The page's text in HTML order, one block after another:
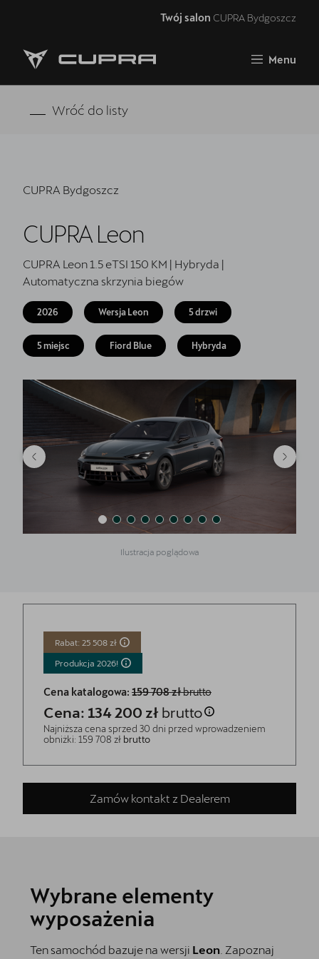
Twój salon CUPRA Bydgoszcz
Menu
Strona główna
Samochody dostępne od ręki
Jazda próbna CUPRĄ
CUPRA For Business
Akcesoria CUPRA
Finansowanie
5 lat gwarancji
Serwis
Oryginalne części zamienne
Kontakt
Wróć do listy
CUPRA Bydgoszcz
CUPRA Leon
CUPRA Leon 1.5 eTSI 150 KM | Hybryda |
Automatyczna skrzynia biegów
2026 Wersja Leon 5 drzwi
5 miejsc Fiord Blue Hybryda
Ilustracja poglądowa
Rabat: 25 508 zł
Produkcja 2026!
Cena katalogowa: 159 708 złbrutto
Cena: 134 200 zł brutto
Najniższa cena sprzed 30 dni przed wprowadzeniem
obniżki: 159 708 zł brutto
Zamów kontakt z Dealerem
Wybrane elementy
wyposażenia
Ten samochód bazuje na wersji Leon . Zapoznaj